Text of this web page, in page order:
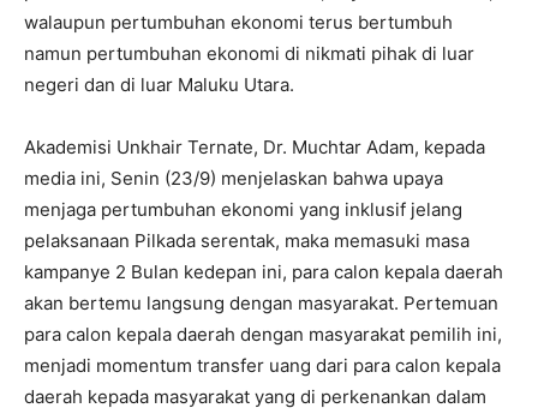
walaupun pertumbuhan ekonomi terus bertumbuh
namun pertumbuhan ekonomi di nikmati pihak di luar
negeri dan di luar Maluku Utara.
Akademisi Unkhair Ternate, Dr. Muchtar Adam, kepada
media ini, Senin (23/9) menjelaskan bahwa upaya
menjaga pertumbuhan ekonomi yang inklusif jelang
pelaksanaan Pilkada serentak, maka memasuki masa
kampanye 2 Bulan kedepan ini, para calon kepala daerah
akan bertemu langsung dengan masyarakat. Pertemuan
para calon kepala daerah dengan masyarakat pemilih ini,
menjadi momentum transfer uang dari para calon kepala
daerah kepada masyarakat yang di perkenankan dalam